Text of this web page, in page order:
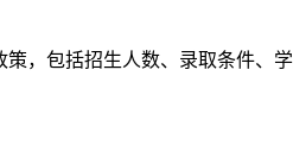
，包括招生人数、录取条件、